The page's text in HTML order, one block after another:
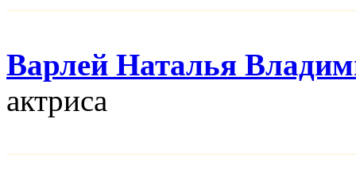
Варлей Наталья
актриса